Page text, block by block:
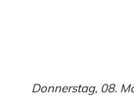
Donnerstag, 08.